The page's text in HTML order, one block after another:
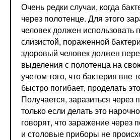
Очень редки случаи, когда
через полотенце. Для этого
человек должен использовать
слизистой, пораженной
здоровый человек должен
выделения с полотенца на
учетом того, что бактерия вне
быстро погибает, проделать
Получается, заразиться через
только если делать это
говорят, что заражение через
и столовые приборы не